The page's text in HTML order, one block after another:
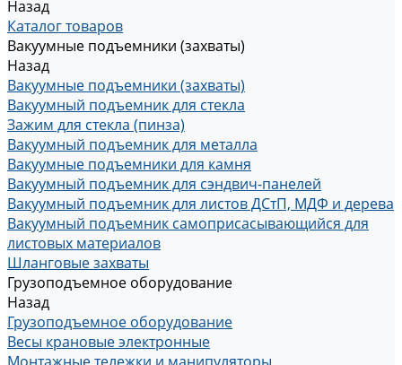
Назад
Каталог товаров
Вакуумные подъемники (захваты)
Назад
Вакуумные подъемники (захваты)
Вакуумный подъемник для стекла
Зажим для стекла (пинза)
Вакуумный подъемник для металла
Вакуумные подъемники для камня
Вакуумный подъемник для сэндвич-панелей
Вакуумный подъемник для листов ДСтП, МДФ и дерева
Вакуумный подъемник самоприсасывающийся для
листовых материалов
Шланговые захваты
Грузоподъемное оборудование
Назад
Грузоподъемное оборудование
Весы крановые электронные